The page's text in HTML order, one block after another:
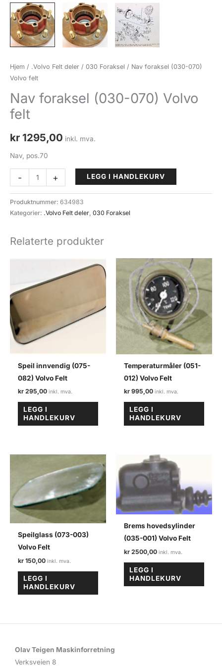
Hjem / .Volvo Felt deler / 030 Foraksel / Nav foraksel (030-070)
Volvo felt
Nav foraksel (030-070) Volvo
felt
kr 1295,00 inkl. mva.
Nav, pos.70
-
foraksel
(030-
070)
felt
+ LEGG I HANDLEKURV
Produktnummer: 634983
Kategorier: .Volvo Felt deler, 030 Foraksel
Relaterte produkter
Speil innvendig (075-
082) Volvo Felt
kr 295,00
LEGG I
HANDLEKURV
Temperaturmåler (051-
012) Volvo Felt
kr 995,00
LEGG I
HANDLEKURV
Speilglass (073-003)
Volvo Felt
kr 150,00
LEGG I
HANDLEKURV
Brems hovedsylinder
(035-001) Volvo Felt
kr 2500,00
LEGG I
HANDLEKURV
Olav Teigen Maskinforretning
Verksveien 8